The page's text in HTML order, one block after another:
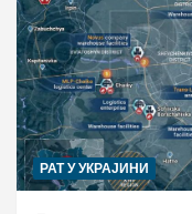
РАТ У УКРАЈИНИ